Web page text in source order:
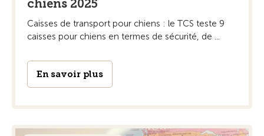
chiens 2025
Caisses de transport pour chiens : le TCS teste 9
caisses pour chiens en termes de sécurité, de ...
En savoir plus